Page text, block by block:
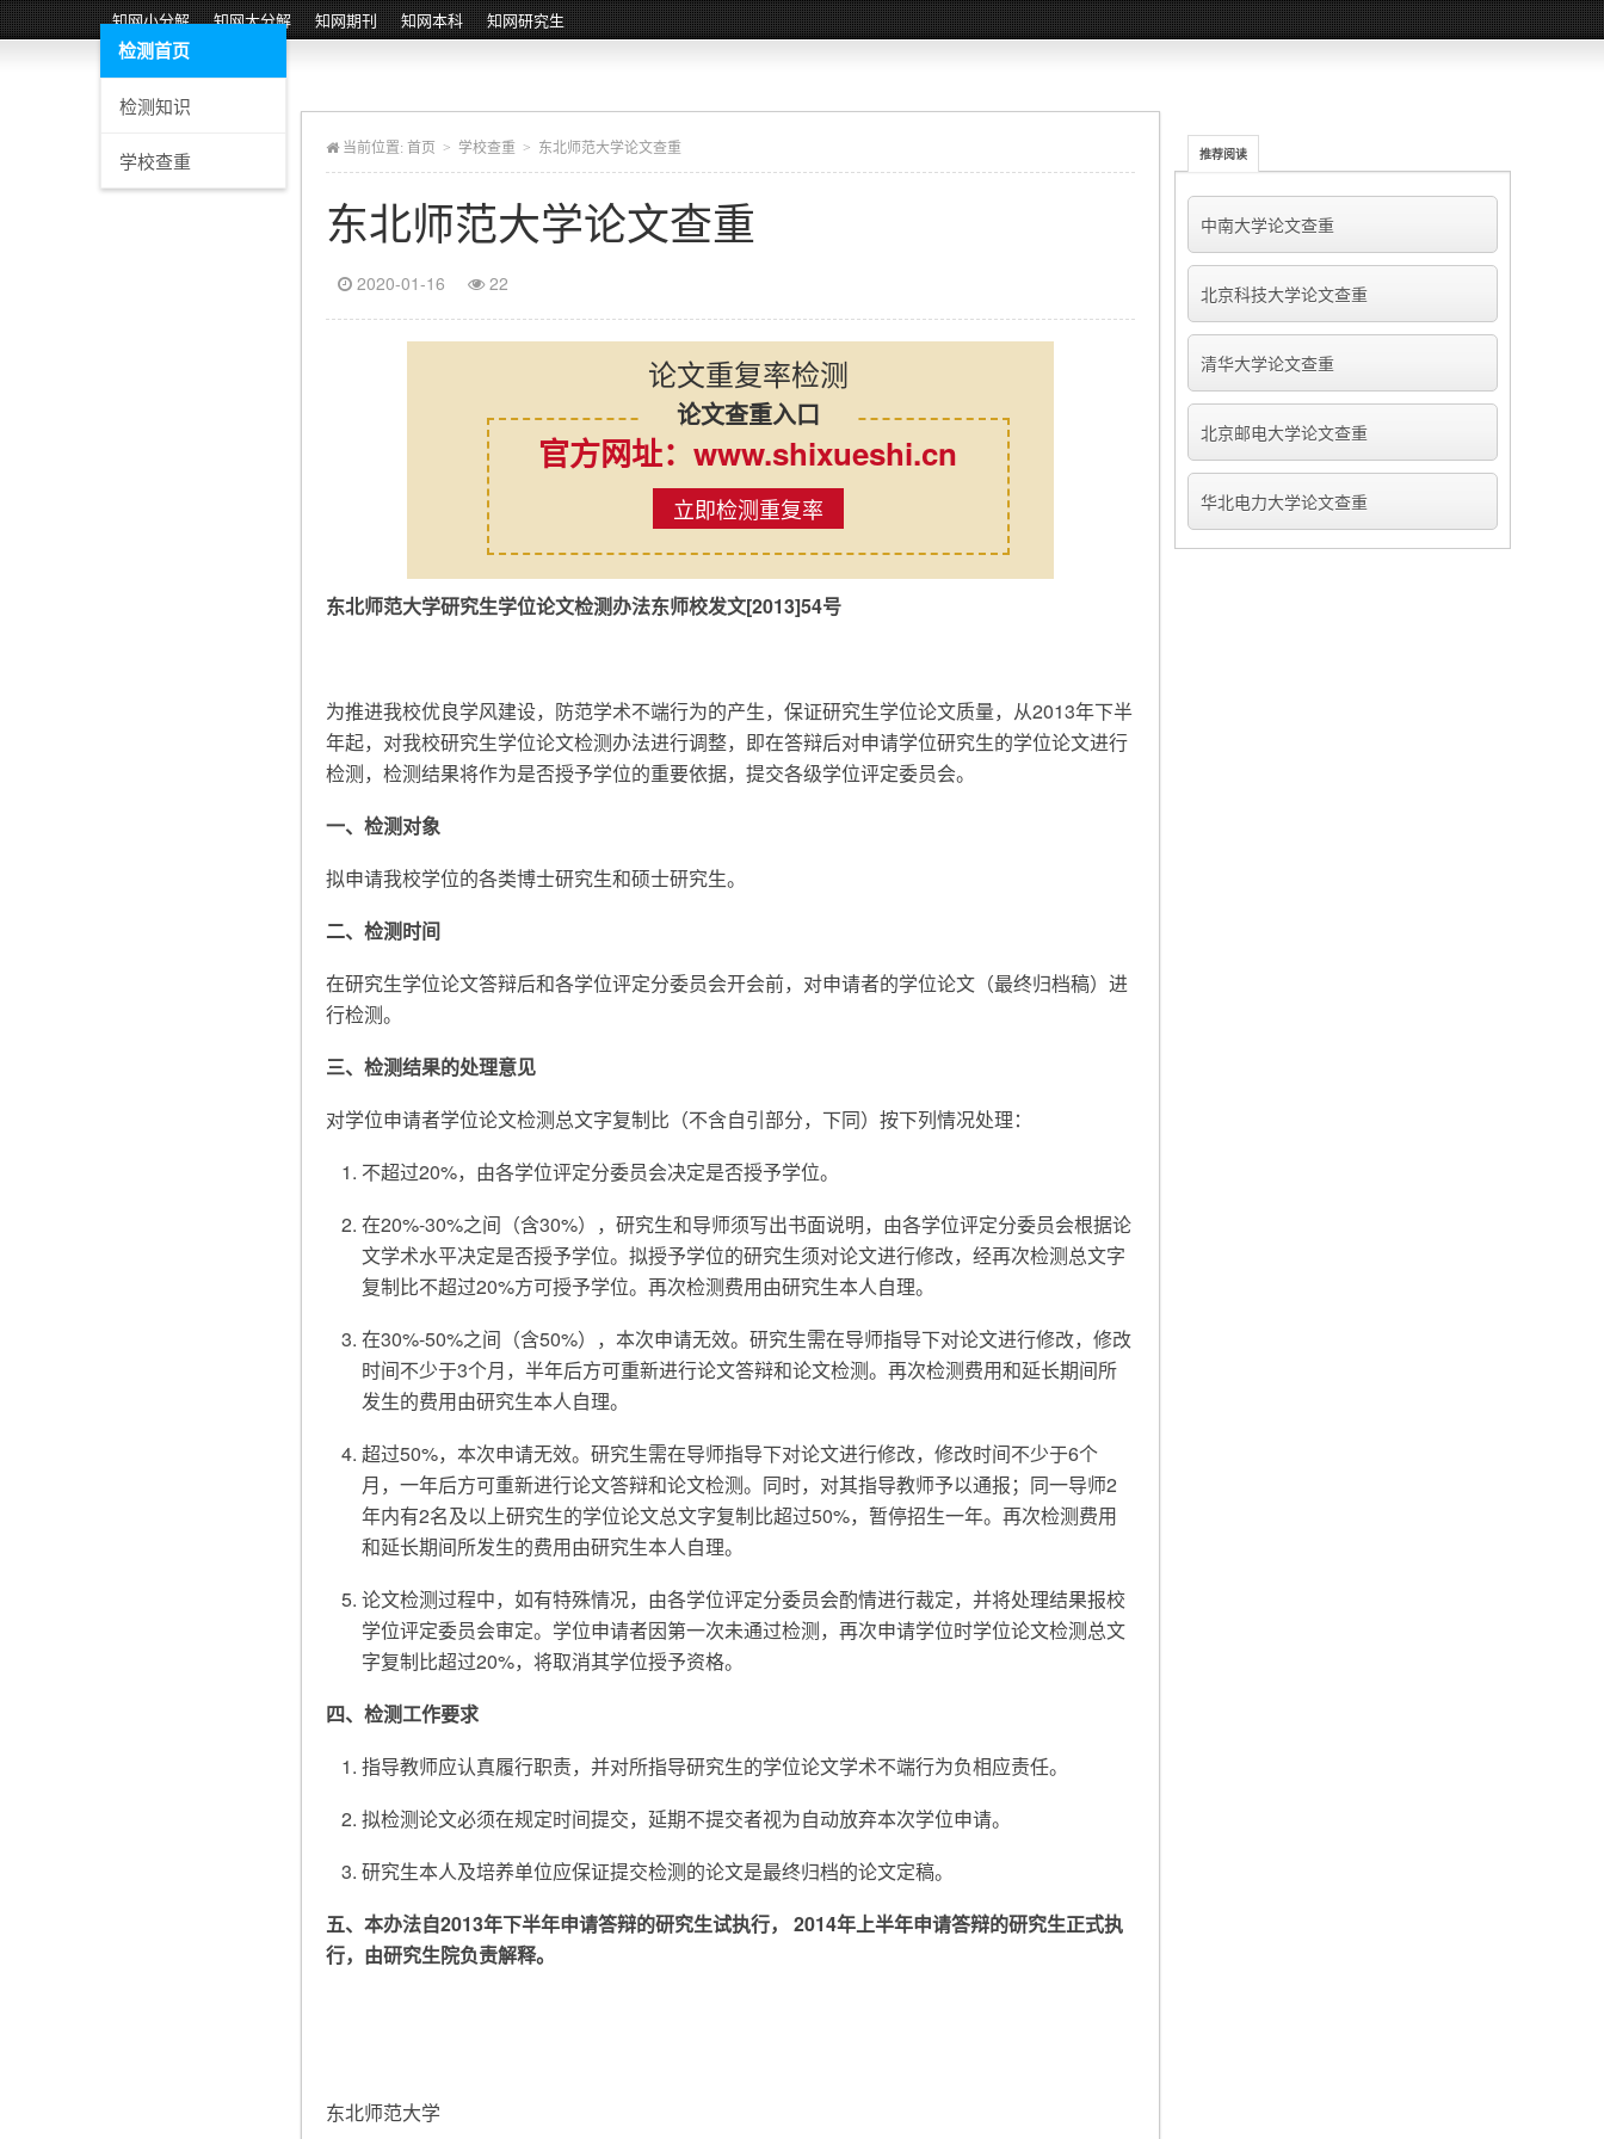
知网小分解 知网大分解 知网期刊 知网本科 知网研究生
检测首页
检测知识
学校查重 当前位置: 首页 > 学校查重 > 东北师范大学论文查重
东北师范大学论文查重
2020-01-16 22
论文重复率检测
论文查重入口
官方网址：www.shixueshi.cn
立即检测重复率
东北师范大学研究生学位论文检测办法东师校发文[2013]54号
为推进我校优良学风建设，防范学术不端行为的产生，保证研究生学位论文质量，从2013年下半
年起，对我校研究生学位论文检测办法进行调整，即在答辩后对申请学位研究生的学位论文进行
检测，检测结果将作为是否授予学位的重要依据，提交各级学位评定委员会。
一、检测对象
拟申请我校学位的各类博士研究生和硕士研究生。
二、检测时间
在研究生学位论文答辩后和各学位评定分委员会开会前，对申请者的学位论文（最终归档稿）进
行检测。
三、检测结果的处理意见
对学位申请者学位论文检测总文字复制比（不含自引部分，下同）按下列情况处理：
不超过20%，由各学位评定分委员会决定是否授予学位。
在20%-30%之间（含30%），研究生和导师须写出书面说明，由各学位评定分委员会根据论
文学术水平决定是否授予学位。拟授予学位的研究生须对论文进行修改，经再次检测总文字
复制比不超过20%方可授予学位。再次检测费用由研究生本人自理。
在30%-50%之间（含50%），本次申请无效。研究生需在导师指导下对论文进行修改，修改
时间不少于3个月，半年后方可重新进行论文答辩和论文检测。再次检测费用和延长期间所
发生的费用由研究生本人自理。
超过50%，本次申请无效。研究生需在导师指导下对论文进行修改，修改时间不少于6个
月，一年后方可重新进行论文答辩和论文检测。同时，对其指导教师予以通报；同一导师2
年内有2名及以上研究生的学位论文总文字复制比超过50%，暂停招生一年。再次检测费用
和延长期间所发生的费用由研究生本人自理。
论文检测过程中，如有特殊情况，由各学位评定分委员会酌情进行裁定，并将处理结果报校
学位评定委员会审定。学位申请者因第一次未通过检测，再次申请学位时学位论文检测总文
字复制比超过20%，将取消其学位授予资格。
四、检测工作要求
指导教师应认真履行职责，并对所指导研究生的学位论文学术不端行为负相应责任。
拟检测论文必须在规定时间提交，延期不提交者视为自动放弃本次学位申请。
研究生本人及培养单位应保证提交检测的论文是最终归档的论文定稿。
五、本办法自2013年下半年申请答辩的研究生试执行， 2014年上半年申请答辩的研究生正式执
行，由研究生院负责解释。
东北师范大学
推荐阅读
中南大学论文查重
北京科技大学论文查重
清华大学论文查重
北京邮电大学论文查重
华北电力大学论文查重